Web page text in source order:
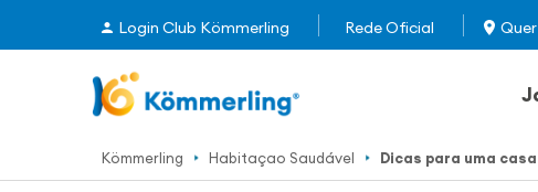
Login Club Kömmerling Rede Oficial
Kömmerling Habitaçao Saudável Dicas para uma